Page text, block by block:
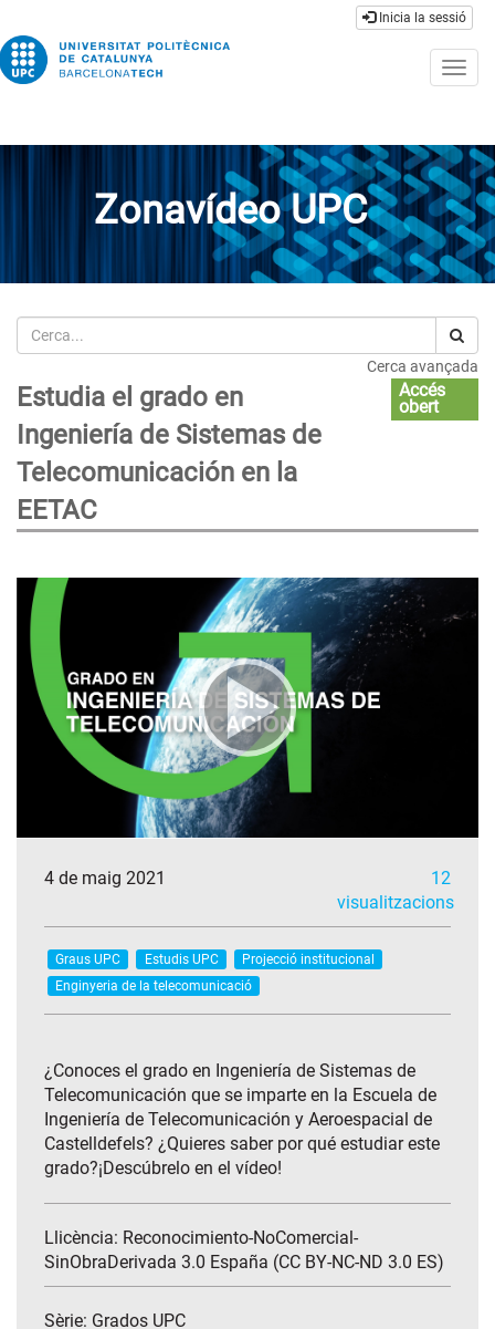
Inicia la sessió
Zonavídeo UPC
Cerca
Cerca avançada
Estudia el grado en
Ingeniería de Sistemas de
Telecomunicación en la
EETAC
Accés
obert
4 de maig 2021
12
visualitzacions
Graus UPC Estudis UPC
Projecció institucional
Enginyeria de la telecomunicació
¿Conoces el grado en Ingeniería de Sistemas de
Telecomunicación que se imparte en la Escuela de
Ingeniería de Telecomunicación y Aeroespacial de
Castelldefels? ¿Quieres saber por qué estudiar este
grado?¡Descúbrelo en el vídeo!
Llicència: Reconocimiento-NoComercial-
SinObraDerivada 3.0 España (CC BY-NC-ND 3.0 ES)
Sèrie: Grados UPC